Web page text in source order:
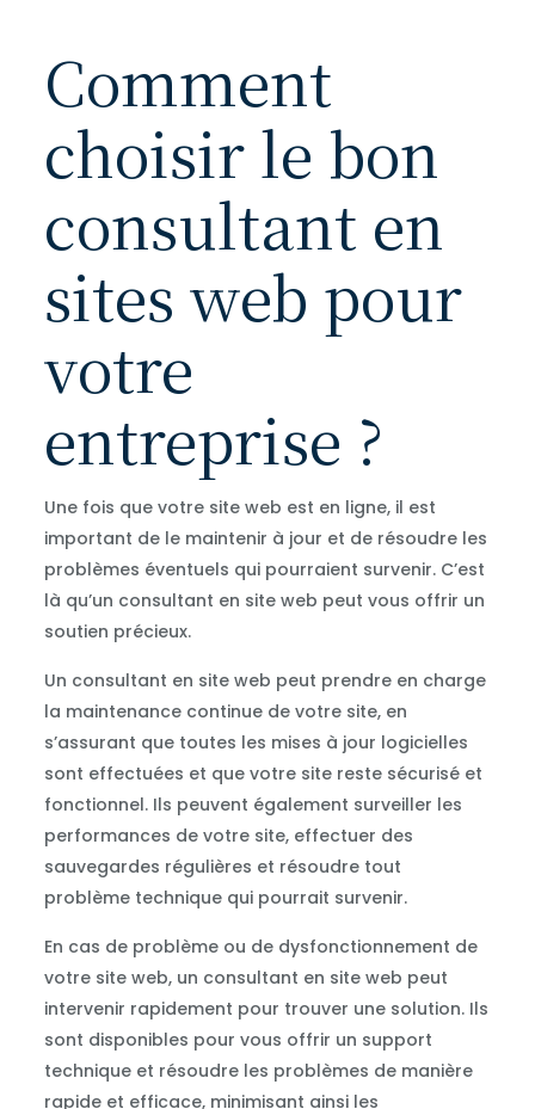
Comment
choisir le bon
consultant en
sites web pour
votre
entreprise ?
Une fois que votre site web est en ligne, il est
important de le maintenir à jour et de résoudre les
problèmes éventuels qui pourraient survenir. C’est
là qu’un consultant en site web peut vous offrir un
soutien précieux.
Un consultant en site web peut prendre en charge
la maintenance continue de votre site, en
s’assurant que toutes les mises à jour logicielles
sont effectuées et que votre site reste sécurisé et
fonctionnel. Ils peuvent également surveiller les
performances de votre site, effectuer des
sauvegardes régulières et résoudre tout
problème technique qui pourrait survenir.
En cas de problème ou de dysfonctionnement de
votre site web, un consultant en site web peut
intervenir rapidement pour trouver une solution. Ils
sont disponibles pour vous offrir un support
technique et résoudre les problèmes de manière
rapide et efficace, minimisant ainsi les